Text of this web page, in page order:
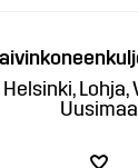
Helsinki,
Uusimaa